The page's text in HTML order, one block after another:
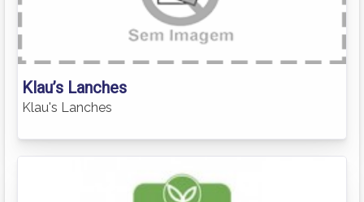
Klau’s Lanches
Klau's Lanches